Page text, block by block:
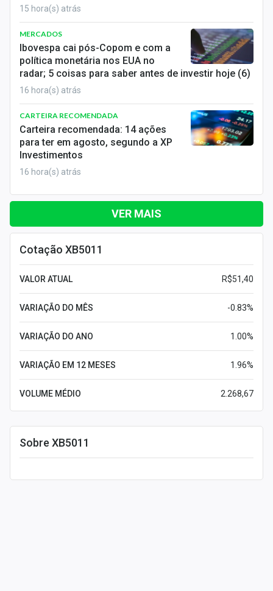
15 hora(s) atrás
MERCADOS
Ibovespa cai pós-Copom e com a
política monetária nos EUA no
radar; 5 coisas para saber antes de investir hoje (6)
16 hora(s) atrás
CARTEIRA RECOMENDADA
Carteira recomendada: 14 ações
para ter em agosto, segundo a XP
Investimentos
16 hora(s) atrás
VER MAIS
Cotação XB5011
VALOR ATUAL R$51,40
VARIAÇÃO DO MÊS -0.83%
VARIAÇÃO DO ANO 1.00%
VARIAÇÃO EM 12 MESES 1.96%
VOLUME MÉDIO 2.268,67
Sobre XB5011
Leia mais